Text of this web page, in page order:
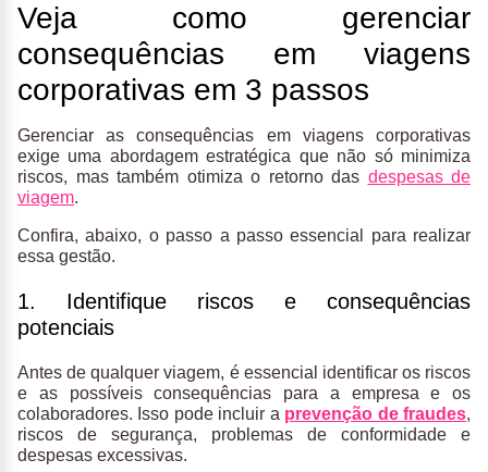
Veja como gerenciar
consequências em viagens
corporativas em 3 passos
Gerenciar as consequências em viagens corporativas
exige uma abordagem estratégica que não só minimiza
riscos, mas também otimiza o retorno das despesas de
viagem.
Confira, abaixo, o passo a passo essencial para realizar
essa gestão.
1. Identifique riscos e consequências
potenciais
Antes de qualquer viagem, é essencial identificar os riscos
e as possíveis consequências para a empresa e os
colaboradores. Isso pode incluir a prevenção de fraudes,
riscos de segurança, problemas de conformidade e
despesas excessivas.